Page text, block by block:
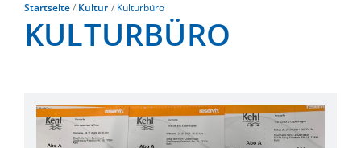
Startseite Kultur Kulturbüro
KULTURBÜRO